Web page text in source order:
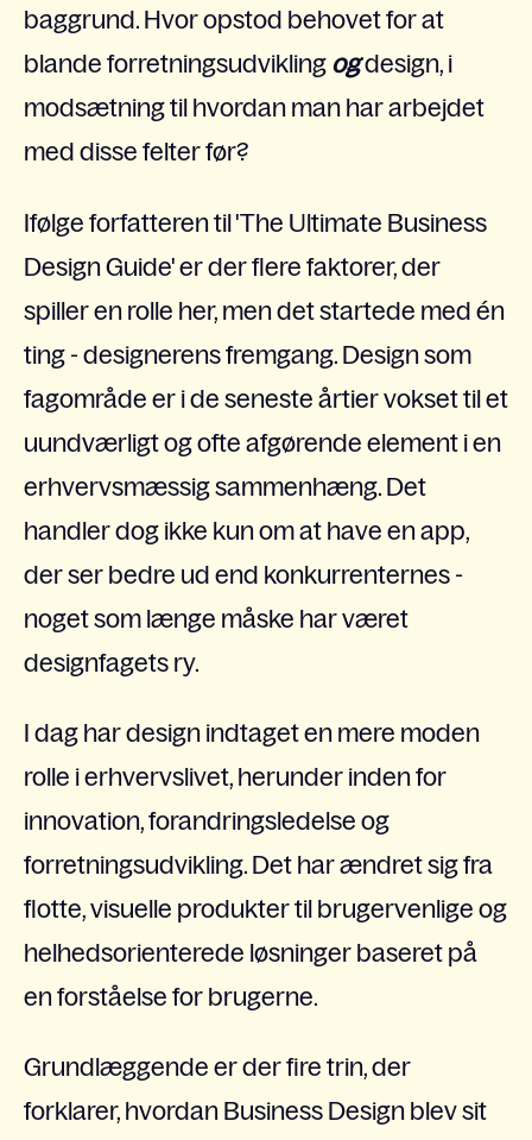
baggrund. Hvor opstod behovet for at
blande forretningsudvikling ogdesign, i
modsætning til hvordan man har arbejdet
med disse felter før?
Ifølge forfatteren til 'The Ultimate Business
Design Guide' er der flere faktorer, der
spiller en rolle her, men det startede med én
ting - designerens fremgang. Design som
fagområde er i de seneste årtier vokset til et
uundværligt og ofte afgørende element i en
erhvervsmæssig sammenhæng. Det
handler dog ikke kun om at have en app,
der ser bedre ud end konkurrenternes -
noget som længe måske har været
designfagets ry.
I dag har design indtaget en mere moden
rolle i erhvervslivet, herunder inden for
innovation, forandringsledelse og
forretningsudvikling. Det har ændret sig fra
flotte, visuelle produkter til brugervenlige og
helhedsorienterede løsninger baseret på
en forståelse for brugerne.
Grundlæggende er der fire trin, der
forklarer, hvordan Business Design blev sit